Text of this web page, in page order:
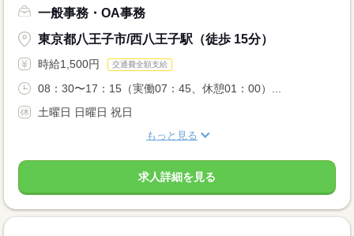
一般事務・OA事務
東京都八王子市/西八王子駅（徒歩 15分）
時給1,500円 交通費全額支給
08：30〜17：15（実働07：45、休憩01：00）...
土曜日 日曜日 祝日
もっと見る
求人詳細を見る